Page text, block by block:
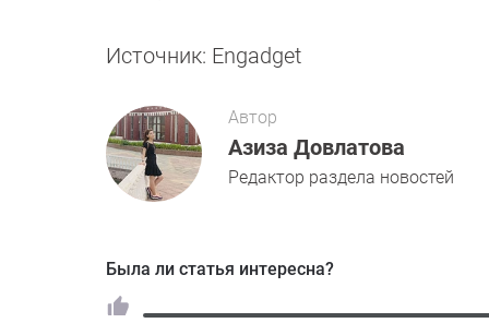
Источник: Engadget
Автор
Азиза Довлатова
Редактор раздела новостей
Была ли статья интересна?